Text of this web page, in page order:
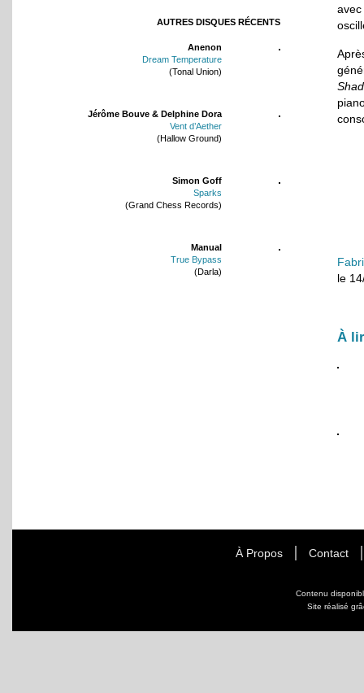
AUTRES DISQUES RÉCENTS
Anenon
Dream Temperature
(Tonal Union)
Jérôme Bouve & Delphine Dora
Vent d’Aether
(Hallow Ground)
Simon Goff
Sparks
(Grand Chess Records)
Manual
True Bypass
(Darla)
le
À
À Propos Contact
Contenu
Site réalisé